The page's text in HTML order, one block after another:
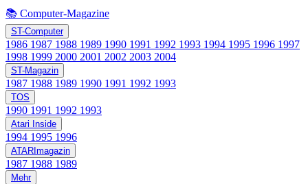
📚 Computer-Magazine
ST-Computer
1986 1987 1988 1989 1990 1991 1992 1993 1994 1995 1996 1997
1998 1999 2000 2001 2002 2003 2004
ST-Magazin
1987 1988 1989 1990 1991 1992 1993
TOS
1990 1991 1992 1993
Atari Inside
1994 1995 1996
ATARImagazin
1987 1988 1989
Mehr